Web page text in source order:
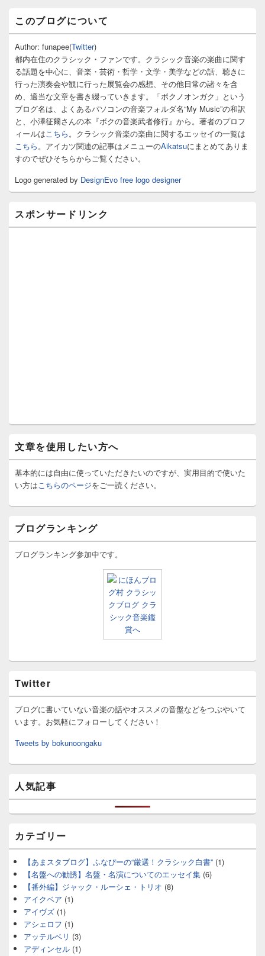
ン
サ
イ
バ
ー
ウ
ィ
ト
ア
このブログについて
Author: funapee(Twitter)
都内在住のクラシック・ファンです。クラシック音楽の楽曲に関す
る話題を中心に、音楽・芸術・哲学・文学・美学などの話、聴きに
行った演奏会や観に行った展覧会の感想、その他日常の諸々を含
め、適当な文章を書き綴っていきます。「ボクノオンガク」という
ブログ名は、よくあるパソコンの音楽フォルダ名“My Music”の和訳
と、小澤征爾さんの本『ボクの音楽武者修行』から。著者のプロフ
ィールはこちら。クラシック音楽の楽曲に関するエッセイの一覧は
こちら。アイカツ関連の記事はメニューのAikatsuにまとめてありま
すのでぜひそちらからご覧ください。
Logo generated by DesignEvo free logo designer
スポンサードリンク
文章を使用したい方へ
基本的には自由に使っていただきたいのですが、実用目的で使いた
い方はこちらのページをご一読ください。
ブログランキング
ブログランキング参加中です。
Twitter
ブログに書いていない音楽の話やオススメの音盤などをつぶやいて
います。お気軽にフォローしてください！
Tweets by bokunoongaku
人気記事
カテゴリー
【あまスタブログ】ふなぴーの“厳選！クラシック白書” (1)
【名盤への勧誘】名盤・名演についてのエッセイ集 (6)
【番外編】ジャック・ルーシェ・トリオ (8)
アイクベア (1)
アイヴズ (1)
アシェロフ (1)
アッテルベリ (3)
アディンセル (1)